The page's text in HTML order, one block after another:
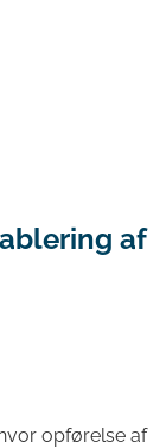
af
opførelse af